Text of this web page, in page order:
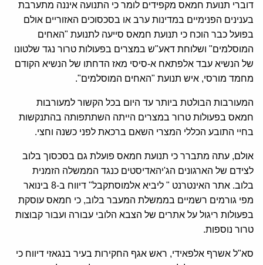
דוברי תנועת חמאס מקפידים לומר כי התנועה איננה מתערבת
בענינים הפנימיים במדינות ערב או בסכסוכים האזוריים אולם
בפועל כבר הוכח כי תנועת חמאס סייעה לתנועת "האחים
המוסלמים" ושלוחת דאע"ש במצרים בפעולות טרור נגד שלטונו
של הנשיא עבד אלפתאח א-סיסי מאז הדחתו של הנשיא הקודם
מחמד מורסי, איש תנועת "האחים המוסלמים".
המעורבות הבולטת ביותר עד היום בכל הקשור למעורבות
חמאס בפעולות טרור במצרים הייתה השתתפותה בהתנקשות
בחיי התובע הכללי המצרי השאם ברכאת לפני כשנה וחצי.
אולם, עתה מתברר כי תנועת חמאס פועלת גם בסכסוך בלוב
לצידם של הארגונים הג'יהאדיסטים כנגד הממשלה הזמנית
בלוב. אתר האינטרנט " ליביא אלמוסתקבל" דיווח ב-8 בינואר
מפי גורמים רשמיים בממשלת המעבר בלוב, כי חמאס עוסקת
בפעולות ריגול על אתרים של הצבא הלובי עבורה ועבור קבוצות
טרור נוספות.
סא"ל אשרף אלפאידי, ראש אגף החקירות בעיר בנגאזי דיווח כי